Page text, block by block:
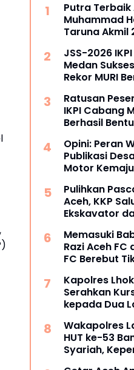
Putra
Muhammad
Taruna Akmil
JSS-2026
Medan
Rekor MURI
Indonesia
Ratusan
IKPI Cabang
Berhasil
Opini: Peran
Publikasi
Motor
Pulihkan
Aceh, KKP
Ekskavator
Memasuki
Razi Aceh FC
FC Berebut
Kapolres
Serahkan
kepada Dua
Izzah
Wakapolres
HUT ke-53
Syariah,